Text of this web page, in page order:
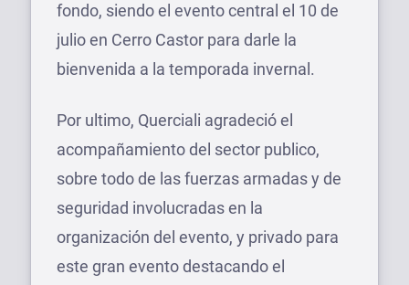
fondo, siendo el evento central el 10 de
julio en Cerro Castor para darle la
bienvenida a la temporada invernal.
Por ultimo, Querciali agradeció el
acompañamiento del sector publico,
sobre todo de las fuerzas armadas y de
seguridad involucradas en la
organización del evento, y privado para
este gran evento destacando el